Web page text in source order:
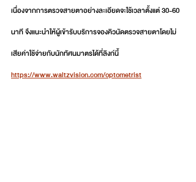
เนื่องจากการตรวจสายตาอย่างละเอียดจะใช้เวลาตั้งแต่ 30-60
นาที จึงแนะนำให้ผู้เข้ารับบริการจองคิวนัดตรวจสายตาโดยไม่
เสียค่าใช้จ่ายกับนักทัศนมาตรได้ที่ลิงก์นี้
https://www.waltzvision.com/optometrist